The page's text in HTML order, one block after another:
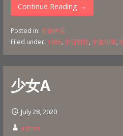
Continue Reading →
Posted in: 音樂作品
Filed under: 1986, 中日對照, 中森明菜,
少女A
July 28, 2020
admin